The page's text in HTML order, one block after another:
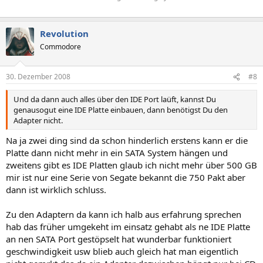
Revolution
Commodore
30. Dezember 2008 #8
Und da dann auch alles über den IDE Port laüft, kannst Du
genausogut eine IDE Platte einbauen, dann benötigst Du den
Adapter nicht.
Na ja zwei ding sind da schon hinderlich erstens kann er die
Platte dann nicht mehr in ein SATA System hängen und
zweitens gibt es IDE Platten glaub ich nicht mehr über 500 GB
mir ist nur eine Serie von Segate bekannt die 750 Pakt aber
dann ist wirklich schluss.
Zu den Adaptern da kann ich halb aus erfahrung sprechen
hab das früher umgekeht im einsatz gehabt als ne IDE Platte
an nen SATA Port gestöpselt hat wunderbar funktioniert
geschwindigkeit usw blieb auch gleich hat man eigentlich